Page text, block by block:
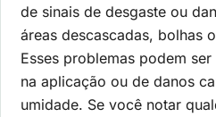
de sinais de desgaste ou
áreas descascadas, bolhas
Esses problemas podem
na aplicação ou de danos
umidade. Se você notar